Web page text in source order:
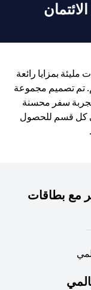
بمزايا رائعة
تم تصميم مجموعة
سفر محسنة
كل قسم للحصول
مع بطاقات